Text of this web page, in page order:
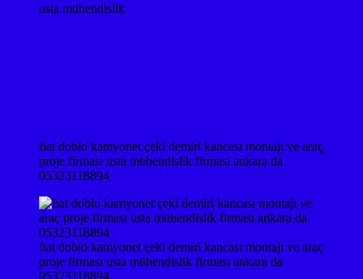
usta mühendislik
fıat doblo kamyonet çeki demiri kancası montajı ve araç
proje firması usta mühendislik firması ankara da
05323118894
fıat doblo kamyonet çeki demiri kancası montajı ve araç
proje firması usta mühendislik firması ankara da
05323118894